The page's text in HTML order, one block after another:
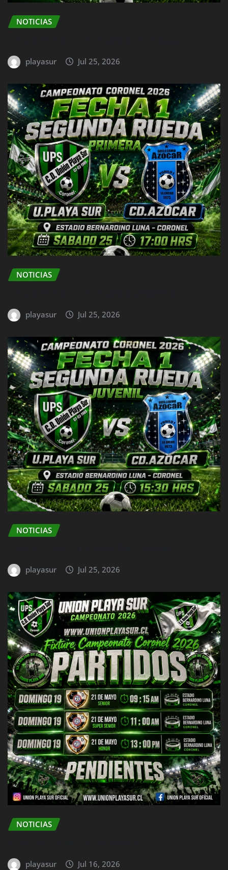
NOTICIAS
playasur Jul 25, 2026
NOTICIAS
playasur Jul 25, 2026
NOTICIAS
playasur Jul 25, 2026
NOTICIAS
playasur Jul 16, 2026